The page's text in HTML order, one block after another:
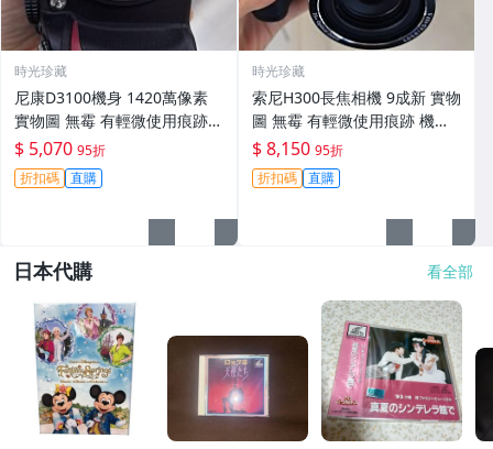
時光珍藏
尼康D3100機身 1420萬像素
實物圖 無霉 有輕微使用痕跡
機身原裝 無拆修無翻新 臨-34
3
$ 5,070 95折
折扣碼 直購
時光珍藏
索尼H300長焦相機 9成新 實物
圖 無霉 有輕微使用痕跡 機身
鏡頭原裝 無拆修無翻新-3430
$ 8,150 95折
折扣碼 直購
日本代購 看全部